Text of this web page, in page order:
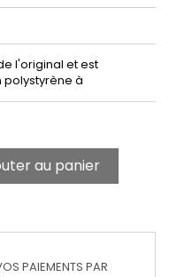
l'original et est
à
au panier
PAIEMENTS PAR